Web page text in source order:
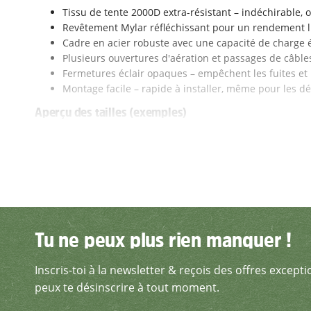
Tissu de tente 2000D extra-résistant – indéchirable,
Revêtement Mylar réfléchissant pour un rendement
Cadre en acier robuste avec une capacité de
Plusieurs ouvertures d'aération et passages de
Fermetures éclair opaques – empêchent les fuites
Montage facile – rapide à installer, même pour les
Aperçu des tailles (exemples)
CLOUDLAB 866 – extra large pour les cultivateurs
Tu trouveras la sélection exacte de tailles et de modèles
À qui s'adressent les tentes de culture CLOUDLAB ?
Aux débutants qui cherchent une tente de culture
Aux cultivateurs avancés qui misent sur la qualité
Tu ne peux plus rien manquer !
Inscris-toi à la newsletter &
Tu ne peux plus rien manquer !
Inscris-toi à la newsletter & reçois des offres
peux te désinscrire à tout moment.